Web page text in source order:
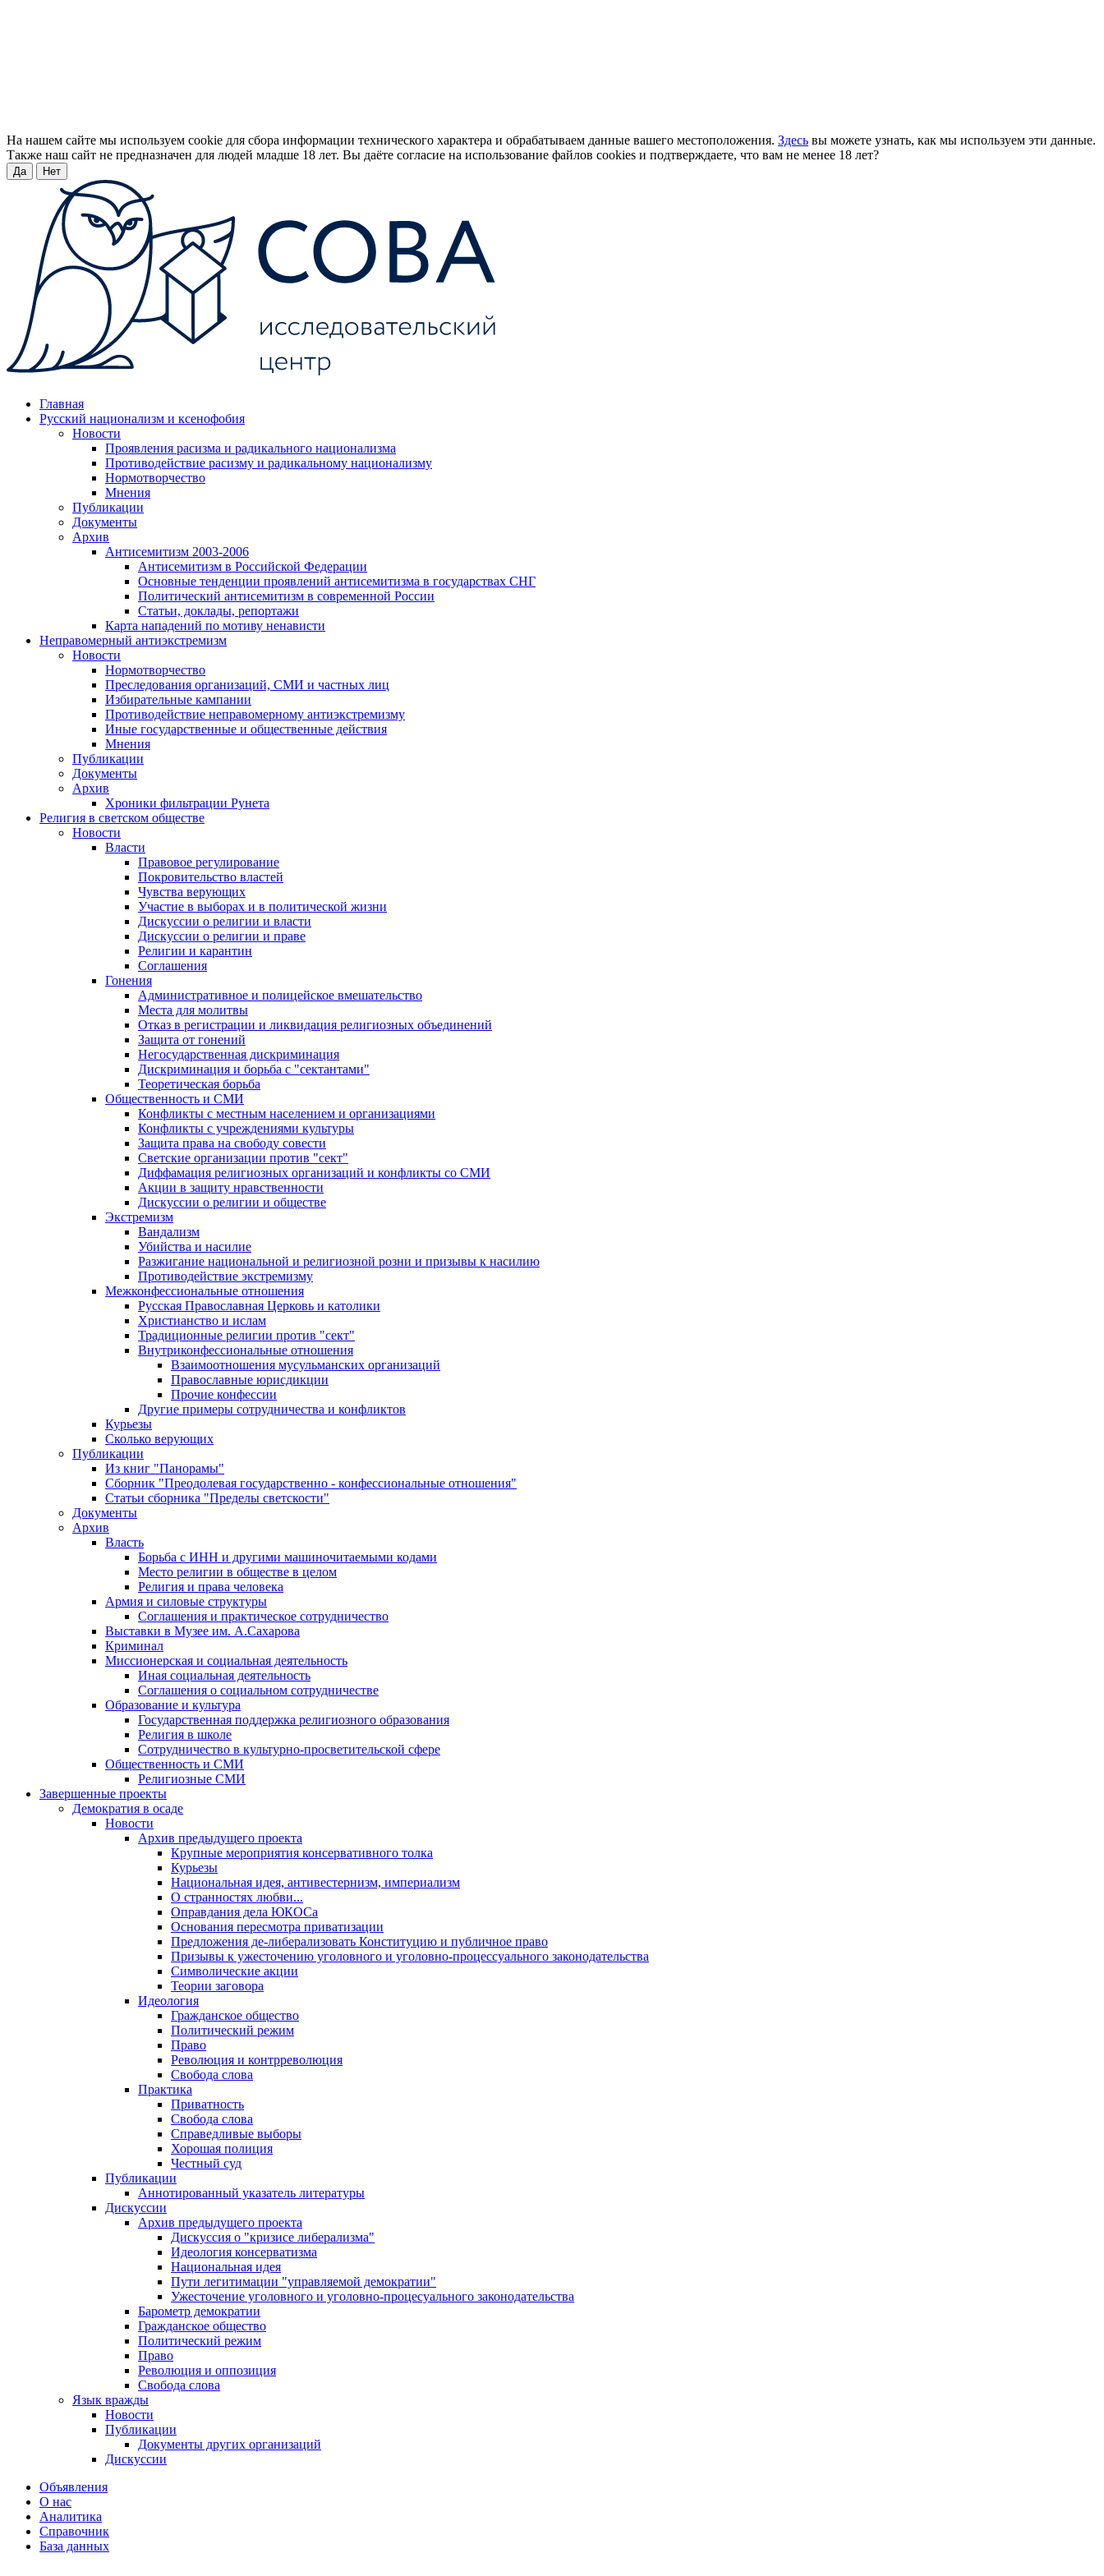
На нашем сайте мы используем cookie для сбора информации технического характера и обрабатываем данные вашего местоположения. Здесь вы можете узнать, как мы используем эти данные.
Также наш сайт не предназначен для людей младше 18 лет. Вы даёте согласие на использование файлов cookies и подтверждаете, что вам не менее 18 лет?
Да Нет
Главная
Русский национализм и ксенофобия
Новости
Проявления расизма и радикального национализма
Противодействие расизму и радикальному национализму
Нормотворчество
Мнения
Публикации
Документы
Архив
Антисемитизм 2003-2006
Антисемитизм в Российской Федерации
Основные тенденции проявлений антисемитизма в государствах СНГ
Политический антисемитизм в современной России
Статьи, доклады, репортажи
Карта нападений по мотиву ненависти
Неправомерный антиэкстремизм
Новости
Нормотворчество
Преследования организаций, СМИ и частных лиц
Избирательные кампании
Противодействие неправомерному антиэкстремизму
Иные государственные и общественные действия
Мнения
Публикации
Документы
Архив
Хроники фильтрации Рунета
Религия в светском обществе
Новости
Власти
Правовое регулирование
Покровительство властей
Чувства верующих
Участие в выборах и в политической жизни
Дискуссии о религии и власти
Дискуссии о религии и праве
Религии и карантин
Соглашения
Гонения
Административное и полицейское вмешательство
Места для молитвы
Отказ в регистрации и ликвидация религиозных объединений
Защита от гонений
Негосударственная дискриминация
Дискриминация и борьба с "сектантами"
Теоретическая борьба
Общественность и СМИ
Конфликты с местным населением и организациями
Конфликты с учреждениями культуры
Защита права на свободу совести
Светские организации против "сект"
Диффамация религиозных организаций и конфликты со СМИ
Акции в защиту нравственности
Дискуссии о религии и обществе
Экстремизм
Вандализм
Убийства и насилие
Разжигание национальной и религиозной розни и призывы к насилию
Противодействие экстремизму
Межконфессиональные отношения
Русская Православная Церковь и католики
Христианство и ислам
Традиционные религии против "сект"
Внутриконфессиональные отношения
Взаимоотношения мусульманских организаций
Православные юрисдикции
Прочие конфессии
Другие примеры сотрудничества и конфликтов
Курьезы
Сколько верующих
Публикации
Из книг "Панорамы"
Сборник "Преодолевая государственно - конфессиональные отношения"
Статьи сборника "Пределы светскости"
Документы
Архив
Власть
Борьба с ИНН и другими машиночитаемыми кодами
Место религии в обществе в целом
Религия и права человека
Армия и силовые структуры
Соглашения и практическое сотрудничество
Выставки в Музее им. А.Сахарова
Криминал
Миссионерская и социальная деятельность
Иная социальная деятельность
Соглашения о социальном сотрудничестве
Образование и культура
Государственная поддержка религиозного образования
Религия в школе
Сотрудничество в культурно-просветительской сфере
Общественность и СМИ
Религиозные СМИ
Завершенные проекты
Демократия в осаде
Новости
Архив предыдущего проекта
Крупные мероприятия консервативного толка
Курьезы
Национальная идея, антивестернизм, империализм
О странностях любви...
Оправдания дела ЮКОСа
Основания пересмотра приватизации
Предложения де-либерализовать Конституцию и публичное право
Призывы к ужесточению уголовного и уголовно-процессуального законодательства
Символические акции
Теории заговора
Идеология
Гражданское общество
Политический режим
Право
Революция и контрреволюция
Свобода слова
Практика
Приватность
Свобода слова
Справедливые выборы
Хорошая полиция
Честный суд
Публикации
Аннотированный указатель литературы
Дискуссии
Архив предыдущего проекта
Дискуссия о "кризисе либерализма"
Идеология консерватизма
Национальная идея
Пути легитимации "управляемой демократии"
Ужесточение уголовного и уголовно-процесуального законодательства
Барометр демократии
Гражданское общество
Политический режим
Право
Революция и оппозиция
Свобода слова
Язык вражды
Новости
Публикации
Документы других организаций
Дискуссии
Объявления
О нас
Аналитика
Справочник
База данных